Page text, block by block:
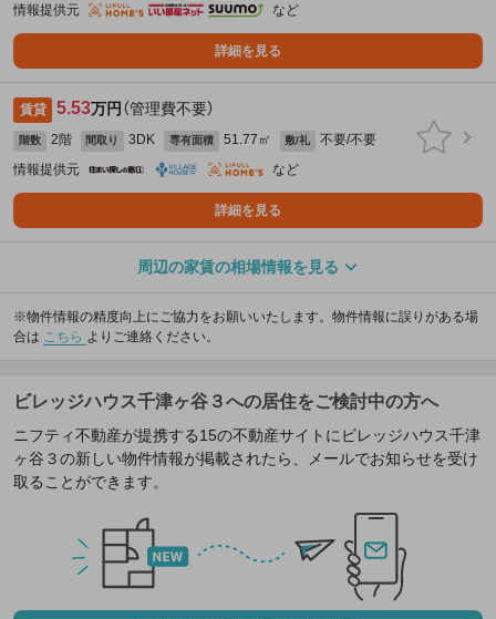
情報提供元
など
詳細を見る
賃貸 5.53万円 （管理費不要）
階数 2階 間取り 3DK 専有面積 51.77㎡ 敷/礼
不要/不要
情報提供元
など
詳細を見る
周辺の家賃の相場情報を見る
※物件情報の精度向上にご協力をお願いいたします。物件情報に誤りがある場
合は こちら よりご連絡ください。
ビレッジハウス千津ヶ谷３への居住をご検討中の方へ
ニフティ不動産が提携する15の不動産サイトにビレッジハウス千津
ヶ谷３の新しい物件情報が掲載されたら、メールでお知らせを受け
取ることができます。